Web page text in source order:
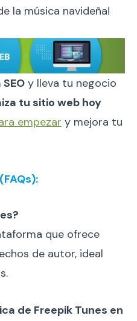
la música navideña!
y lleva tu negocio
tu sitio web hoy
empezar y mejora tu
que ofrece
de autor, ideal
de Freepik Tunes en